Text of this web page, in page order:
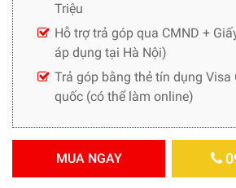
Triệu
Hỗ trợ trả góp qua CMND +
áp dụng tại Hà Nội)
Trả góp bằng thẻ tín dụng Visa
quốc (có thể làm online)
MUA NGAY